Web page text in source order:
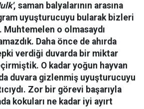
, saman balyalarının arasına
uyuşturucuyu bularak bizleri
o olmasaydı
Daha önce de ahırda
verdiği duvarda bir miktar
O kadar yoğun hayvan
duvara gizlenmiş uyuşturucuyu
Zor bir görevi başarıyla
kokuları ne kadar iyi ayırt